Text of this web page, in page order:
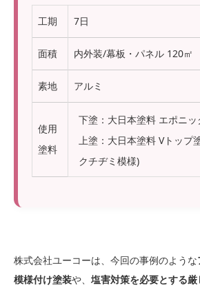
工期 7日
面積 内外装/幕板・パネル 120㎡
素地 アルミ
使用
塗料
下塗：大日本塗料 エポニッ
上塗：大日本塗料 Vトップ
クチヂミ模様)
株式会社ユーコーは、今回の事例のような
模様付け塗装や、 塩害対策を必要とする